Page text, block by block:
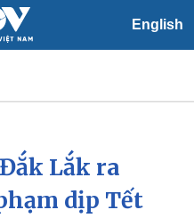
English
Xã hội
Tin 24h
Dự báo thời tiết
Lắk ra
dịp Tết